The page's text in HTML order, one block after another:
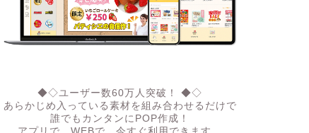
◆◇ユーザー数60万人突破！ ◆◇
あらかじめ入っている素材を組み合わせるだけで
誰でもカンタンにPOP作成！